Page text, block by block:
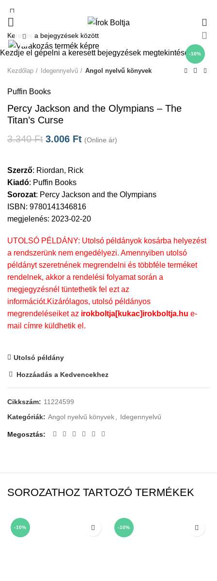
-10%
Click to enlarge
Kezdőlap Idegennyelvű Angol nyelvű könyvek
Puffin Books
Percy Jackson and the Olympians – The
Titan’s Curse
3.340Ft 3.006 Ft (Online ár)
Szerző: Riordan, Rick
Kiadó: Puffin Books
Sorozat: Percy Jackson and the Olympians
ISBN: 9780141346816
megjelenés: 2023-02-20
UTOLSÓ PÉLDÁNY: Utolsó példányok kosárba helyezést
a rendszerünk nem engedélyezi. Amennyiben utolsó
példányt szeretnének megrendelni és többféle terméket
rendelnek, akkor a rendelési folyamat során a
megjegyzésnél tüntethetik fel ezt az
információt.Kizárólagos, utolsó példányos
megrendeléseiket az irokboltja[kukac]irokboltja.hu e-
mail címre küldhetik el.
Utolsó példány
Hozzáadás a Kedvencekhez
Cikkszám: 11224599
Kategóriák: Angol nyelvű könyvek, Idegennyelvű
Megosztás
SOROZATHOZ TARTOZÓ TERMÉKEK
-10% -10%
Kezdje el gépelni a keresett bejegyzések megtekintéséhez.